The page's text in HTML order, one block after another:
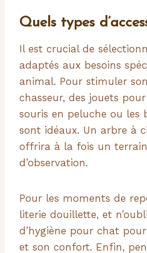
Quels types
Il est crucial de
adaptés aux besoins
animal. Pour stimuler
chasseur, des jouets
souris en peluche ou les
sont idéaux. Un arbre à
offrira à la fois un
d’observation.
Pour les moments de
literie douillette, et
d’hygiène pour chat
et son confort. Enfin,